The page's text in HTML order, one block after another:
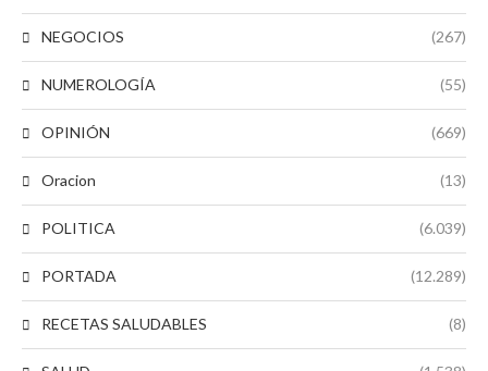
NEGOCIOS (267)
NUMEROLOGÍA (55)
OPINIÓN (669)
Oracion (13)
POLITICA (6.039)
PORTADA (12.289)
RECETAS SALUDABLES (8)